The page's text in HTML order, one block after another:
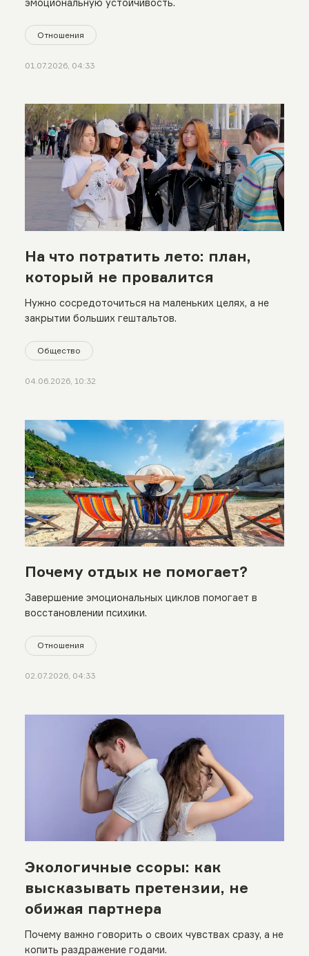
Отношения
01.07.2026, 04:33
На что потратить лето: план,
который не провалится
Нужно сосредоточиться на маленьких целях, а не
закрытии больших гештальтов.
Общество
04.06.2026, 10:32
Почему отдых не помогает?
Завершение эмоциональных циклов помогает в
восстановлении психики.
Отношения
02.07.2026, 04:33
Экологичные ссоры: как
высказывать претензии, не
обижая партнера
Почему важно говорить о своих чувствах сразу, а не
копить раздражение годами.